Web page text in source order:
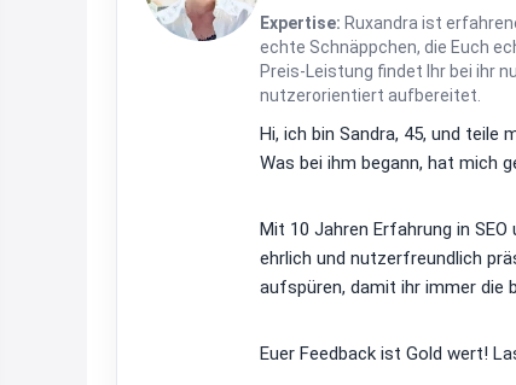
Expertise: Ruxandra ist
echte Schnäppchen, die Euch
Preis-Leistung findet Ihr bei ihr
nutzerorientiert aufbereitet.
Hi, ich bin Sandra, 45, und
Was bei ihm begann, hat mich
Mit 10 Jahren Erfahrung in
ehrlich und nutzerfreundlich
aufspüren, damit ihr immer
Euer Feedback ist Gold wert!